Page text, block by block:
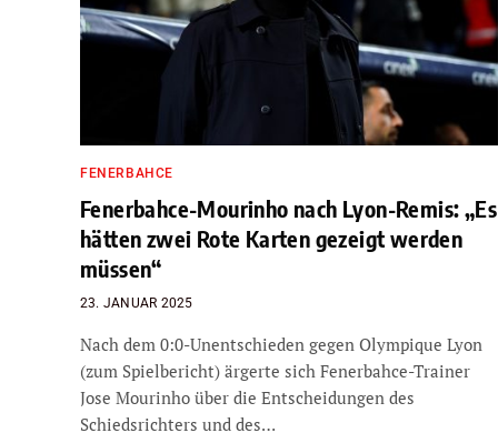
FENERBAHCE
Fenerbahce-Mourinho nach Lyon-Remis: „Es
hätten zwei Rote Karten gezeigt werden
müssen“
23. JANUAR 2025
Nach dem 0:0-Unentschieden gegen Olympique Lyon
(zum Spielbericht) ärgerte sich Fenerbahce-Trainer
Jose Mourinho über die Entscheidungen des
Schiedsrichters und des…